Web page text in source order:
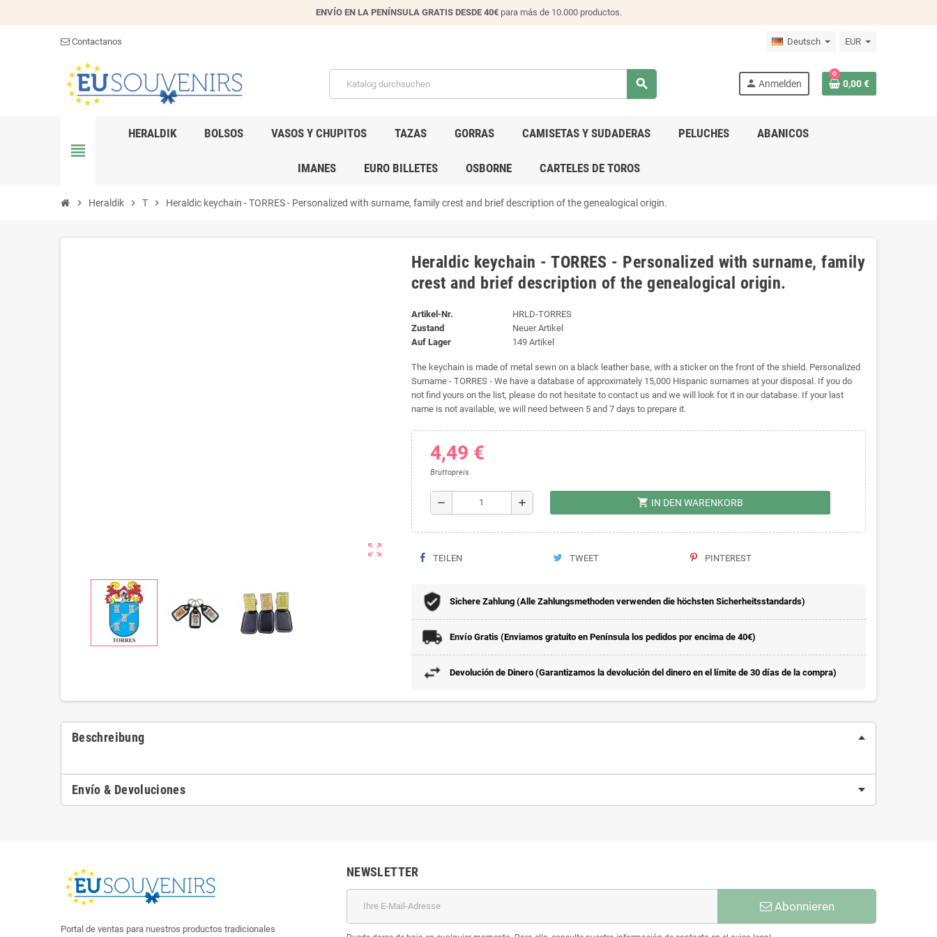
ENVÍO EN LA PENÍNSULA GRATIS DESDE 40€para más de 10.000 productos.
Contactanos Deutsch EUR
search person Anmelden
0
0,00 €
view_headline
HERALDIK BOLSOS VASOS Y CHUPITOS TAZAS GORRAS CAMISETAS Y SUDADERAS PELUCHES ABANICOS
IMANES EURO BILLETES OSBORNE CARTELES DE TOROS
chevron_right Heraldik chevron_right T chevron_right Heraldic keychain - TORRES - Personalized with surname, family crest and brief description of the genealogical origin.
zoom_out_map
Heraldic keychain - TORRES - Personalized with surname, family
crest and brief description of the genealogical origin.
Artikel-Nr.
HRLD-TORRES
Zustand
Neuer Artikel
Auf Lager
149 Artikel
The keychain is made of metal sewn on a black leather base, with a sticker on the front of the shield. Personalized
Surname - TORRES - We have a database of approximately 15,000 Hispanic surnames at your disposal. If you do
not find yours on the list, please do not hesitate to contact us and we will look for it in our database. If your last
name is not available, we will need between 5 and 7 days to prepare it.
4,49 €
Bruttopreis
remove add shopping_cart IN DEN WARENKORB
TEILEN TWEET PINTEREST
Sichere Zahlung (Alle Zahlungsmethoden verwenden die höchsten Sicherheitsstandards)
Envío Gratis (Enviamos gratuito en Península los pedidos por encima de 40€)
Devolución de Dinero (Garantizamos la devolución del dinero en el límite de 30 días de la compra)
Beschreibung
Envío & Devoluciones
Portal de ventas para nuestros productos tradicionales
NEWSLETTER
Abonnieren